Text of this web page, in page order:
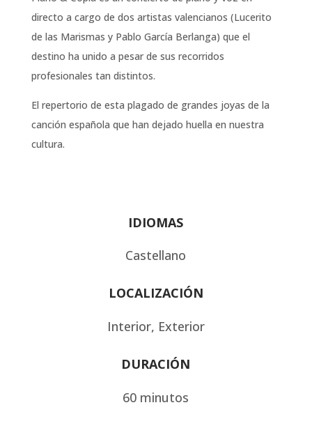
directo a cargo de dos artistas valencianos (Lucerito
de las Marismas y Pablo García Berlanga) que el
destino ha unido a pesar de sus recorridos
profesionales tan distintos.
El repertorio de esta plagado de grandes joyas de la
canción española que han dejado huella en nuestra
cultura.
IDIOMAS
Castellano
LOCALIZACIÓN
Interior, Exterior
DURACIÓN
60 minutos